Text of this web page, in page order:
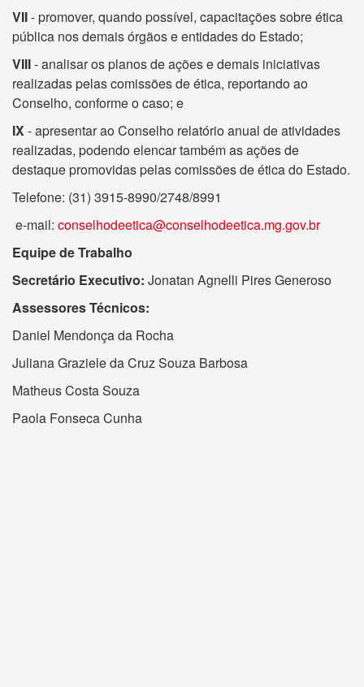
VII- promover, quando possível, capacitações sobre ética
pública nos demais órgãos e entidades do Estado;
VIII- analisar os planos de ações e demais iniciativas
realizadas pelas comissões de ética, reportando ao
Conselho, conforme o caso; e
IX- apresentar ao Conselho relatório anual de atividades
realizadas, podendo elencar também as ações de
destaque promovidas pelas comissões de ética do Estado.
Telefone: (31) 3915-8990/2748/8991
e-mail: conselhodeetica@conselhodeetica.mg.gov.br
Equipe de Trabalho
Secretário Executivo: Jonatan Agnelli Pires Generoso
Assessores Técnicos:
Daniel Mendonça da Rocha
Juliana Graziele da Cruz Souza Barbosa
Matheus Costa Souza
Paola Fonseca Cunha